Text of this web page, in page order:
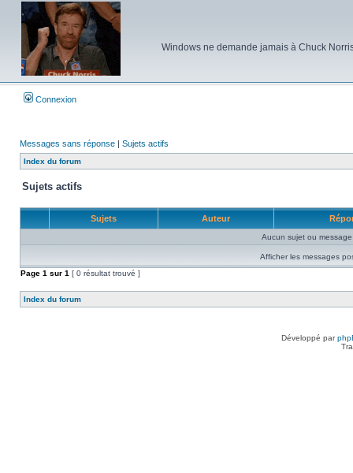
Windows ne demande jamais à Chuck
Connexion
Messages sans réponse | Sujets actifs
Index du forum
Sujets actifs
Sujets Auteur
Aucun sujet ou
Afficher les messages
Page 1 sur 1 [ 0 résultat trouvé ]
Index du forum
Développé par